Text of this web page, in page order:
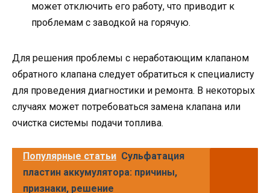
может отключить его работу, что приводит к
проблемам с заводкой на горячую.
Для решения проблемы с неработающим клапаном
обратного клапана следует обратиться к специалисту
для проведения диагностики и ремонта. В некоторых
случаях может потребоваться замена клапана или
очистка системы подачи топлива.
Популярные статьи Сульфатация
пластин аккумулятора: причины,
признаки, решение